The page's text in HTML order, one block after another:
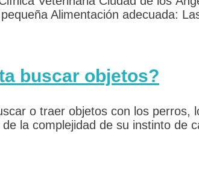
Alimentación adecuada:
buscar objetos?
o traer objetos con los
la complejidad de su instinto